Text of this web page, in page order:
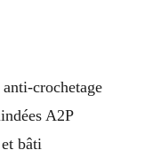
crochetage
A2P
bâti